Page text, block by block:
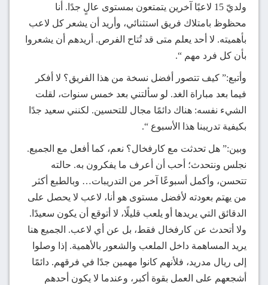
ولديّ 15 لاعبًا آخرين يتمتعون بمستوى عالٍ جدًا. أنا
محظوظ بامتلاك فريق استثنائي، وأريد أن يشعر كل لاعب
بأهميته. لا أحد يعلم متى قد تُتاح الفرص. أريدهم أن يشعروا
بأن كل فرد مهم “.
وأتبع:” كيف تتصور أفضل نسخة من هذا الفريق؟ لا أفكر
فيما بعد مباراة الغد. لو سألتني بعد خمس سنوات، لقلت
الشيء نفسه: هناك دائمًا مجال للتحسين. لكنني سعيد جدًا
بكيفية تدريبنا هذا الأسبوع “.
وبين:” هل تحدثت مع كارفخال؟ نعم، كما أفعل مع الجميع.
نجلس ونتحدث؛ أحب أن أعرف ما يفكرون به. حالته
تتحسن، وأكمل أسبوعًا آخر من التدريبات… وبالطبع أكثر
من يهتم بعودته لأفضل مستوى هو أنا، لاعب لا يحصل على
الدقائق التي يريدها أو يلعب قليلًا، لا أتوقع أن يكون سعيدًا.
ولا أتحدث عن كارفخال فقط، بل عن أي لاعب. الجميع هنا
يريد المساهمة داخل الملعب والشعور بالأهمية. إذا وصلوا
إلى ريال مدريد، فلأنهم كانوا مهمين جدًا في فرقهم. دائمًا
أشجعهم على العمل بقوة أكبر، وعندما لا يكون أحدهم